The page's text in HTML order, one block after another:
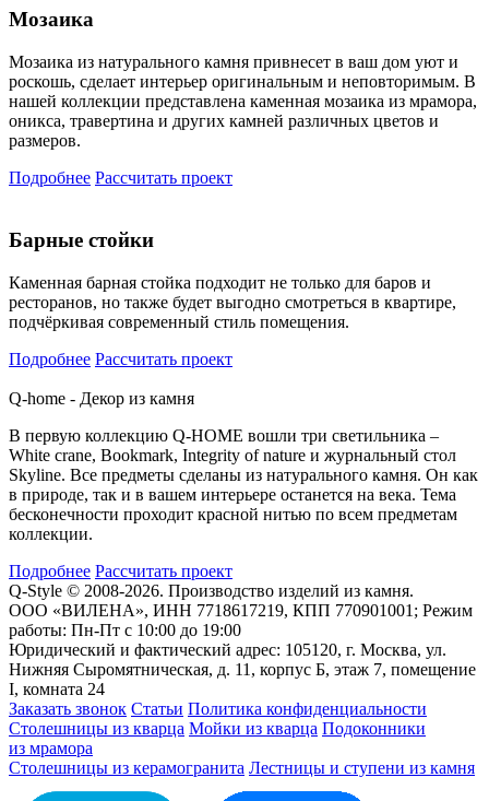
Мозаика
Мозаика из натурального камня привнесет в ваш дом уют и
роскошь, сделает интерьер оригинальным и неповторимым. В
нашей коллекции представлена каменная мозаика из мрамора,
оникса, травертина и других камней различных цветов и
размеров.
Подробнее Рассчитать проект
Барные стойки
Каменная барная стойка подходит не только для баров и
ресторанов, но также будет выгодно смотреться в квартире,
подчёркивая современный стиль помещения.
Подробнее Рассчитать проект
Q-home - Декор из камня
В первую коллекцию Q-HOME вошли три светильника –
White crane, Bookmark, Integrity of nature и журнальный стол
Skyline. Все предметы сделаны из натурального камня. Он как
в природе, так и в вашем интерьере останется на века. Тема
бесконечности проходит красной нитью по всем предметам
коллекции.
Подробнее Рассчитать проект
Q-Style © 2008-2026. Производство изделий из камня.
ООО «ВИЛЕНА», ИНН 7718617219, КПП 770901001; Режим
работы: Пн-Пт с 10:00 до 19:00
Юридический и фактический адрес: 105120, г. Москва, ул.
Нижняя Сыромятническая, д. 11, корпус Б, этаж 7, помещение
I, комната 24
Заказать звонок Статьи Политика конфиденциальности
Столешницы из кварца Мойки из кварца Подоконники
из мрамора
Столешницы из керамогранита Лестницы и ступени из камня